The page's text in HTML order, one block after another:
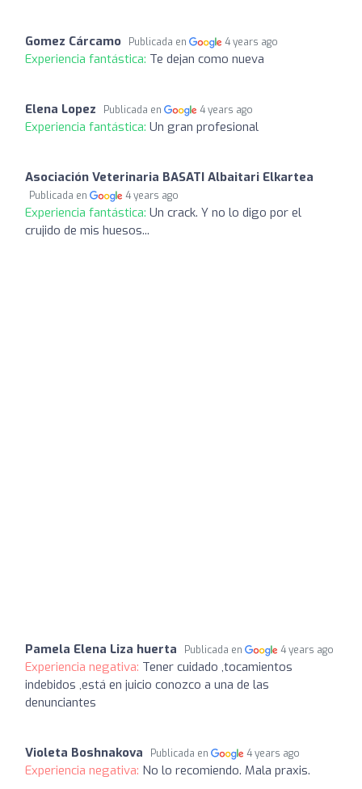
Gomez Cárcamo Publicada en 4 years ago
Experiencia fantástica: Te dejan como nueva
Elena Lopez Publicada en 4 years ago
Experiencia fantástica: Un gran profesional
Asociación Veterinaria BASATI Albaitari Elkartea
Publicada en 4 years ago
Experiencia fantástica: Un crack. Y no lo digo por el
crujido de mis huesos...
Pamela Elena Liza huerta Publicada en 4 years ago
Experiencia negativa: Tener cuidado ,tocamientos
indebidos ,está en juicio conozco a una de las
denunciantes
Violeta Boshnakova Publicada en 4 years ago
Experiencia negativa: No lo recomiendo. Mala praxis.